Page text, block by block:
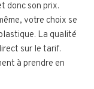
donc son prix.
votre choix se
La qualité
sur le tarif.
à prendre en